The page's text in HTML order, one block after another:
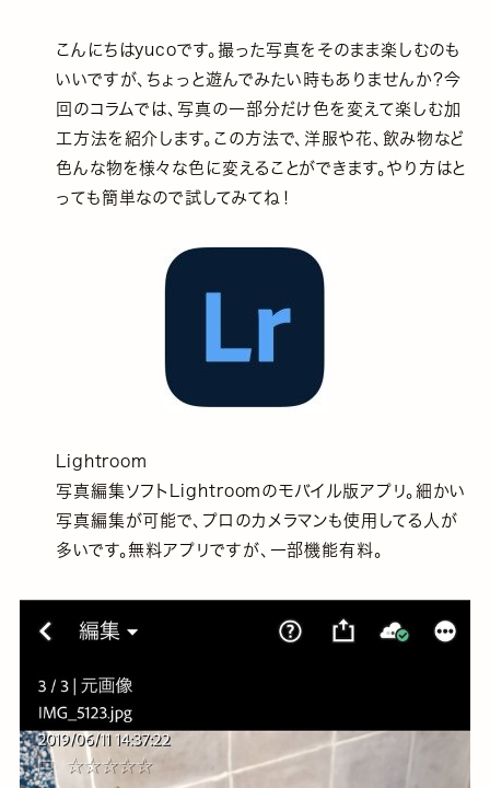
こんにちはyucoです。撮った写真をそのまま楽しむのも
いいですが、ちょっと遊んでみたい時もありませんか？今
回のコラムでは、写真の一部分だけ色を変えて楽しむ加
工方法を紹介します。この方法で、洋服や花、飲み物など
色んな物を様々な色に変えることができます。やり方はと
っても簡単なので試してみてね！
Lightroom
写真編集ソフトLightroomのモバイル版アプリ。細かい
写真編集が可能で、プロのカメラマンも使用してる人が
多いです。無料アプリですが、一部機能有料。